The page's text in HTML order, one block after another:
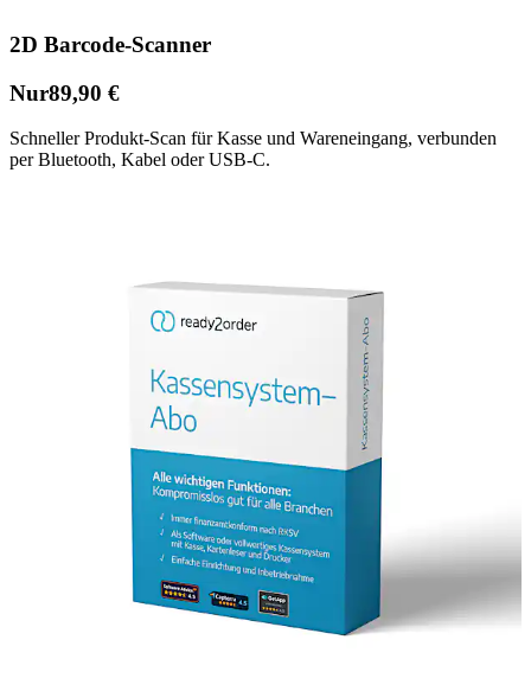
2D Barcode-Scanner
Nur89,90 €
Schneller Produkt-Scan für Kasse und Wareneingang, verbunden
per Bluetooth, Kabel oder USB-C.